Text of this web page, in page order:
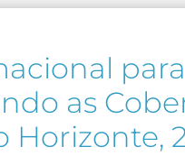
as
Horizonte,